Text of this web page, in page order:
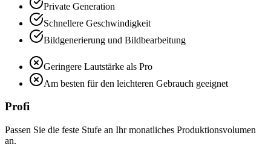
Private Generation
Schnellere Geschwindigkeit
Bildgenerierung und Bildbearbeitung
Geringere Lautstärke als Pro
Am besten für den leichteren Gebrauch geeignet
Profi
Passen Sie die feste Stufe an Ihr monatliches Produktionsvolumen
an.